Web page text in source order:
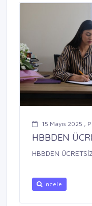
15 Mayıs 2025 ,
HBBDEN
HBBDEN
İncele